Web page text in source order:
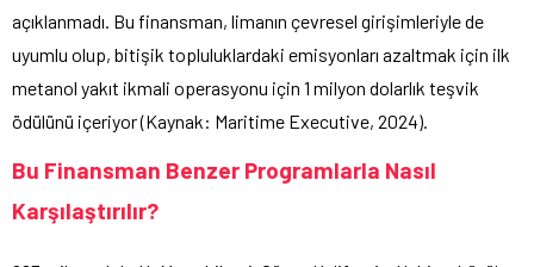
açıklanmadı. Bu finansman, limanın çevresel girişimleriyle de
uyumlu olup, bitişik topluluklardaki emisyonları azaltmak için ilk
metanol yakıt ikmali operasyonu için 1 milyon dolarlık teşvik
ödülünü içeriyor (Kaynak: Maritime Executive, 2024).
Bu Finansman Benzer Programlarla Nasıl
Karşılaştırılır?